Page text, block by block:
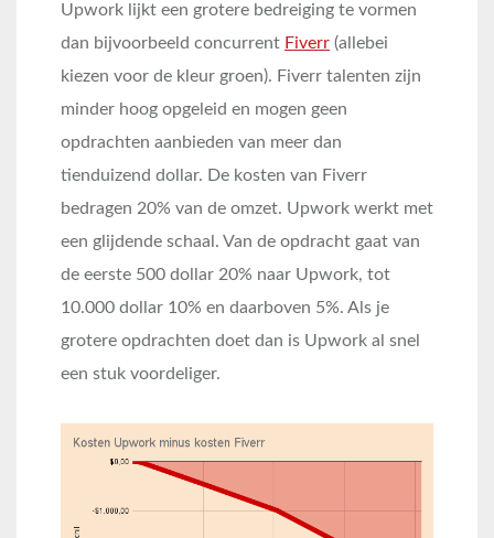
Upwork lijkt een grotere bedreiging te vormen
dan bijvoorbeeld concurrent Fiverr (allebei
kiezen voor de kleur groen). Fiverr talenten zijn
minder hoog opgeleid en mogen geen
opdrachten aanbieden van meer dan
tienduizend dollar. De kosten van Fiverr
bedragen 20% van de omzet. Upwork werkt met
een glijdende schaal. Van de opdracht gaat van
de eerste 500 dollar 20% naar Upwork, tot
10.000 dollar 10% en daarboven 5%. Als je
grotere opdrachten doet dan is Upwork al snel
een stuk voordeliger.